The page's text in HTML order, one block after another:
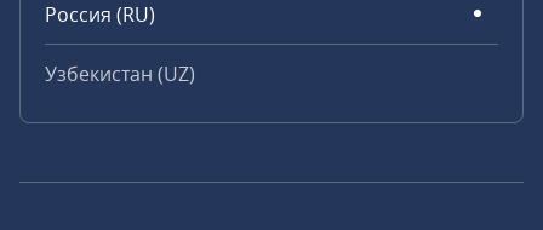
Россия (RU)
Узбекистан (UZ)